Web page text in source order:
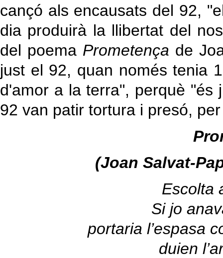
cançó als encausats del 92,
dia produirà la llibertat del
del poema Prometença de
just el 92, quan només tenia
d'amor a la terra", perquè "és
92 van patir tortura i presó,
(Joan Salvat-
Escolta
Si jo
portaria l’espasa
duien